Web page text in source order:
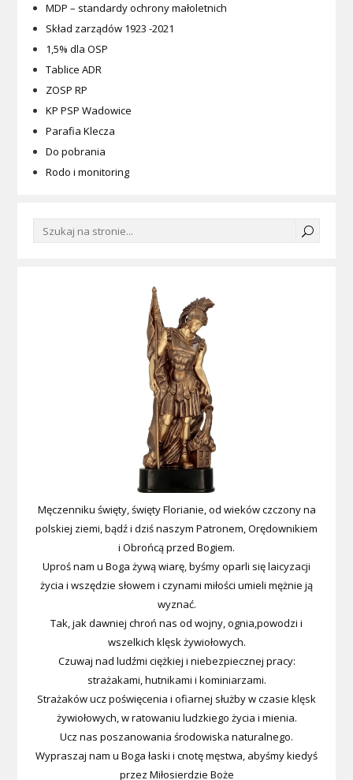
MDP – standardy ochrony małoletnich
Skład zarządów 1923 -2021
1,5% dla OSP
Tablice ADR
ZOSP RP
KP PSP Wadowice
Parafia Klecza
Do pobrania
Rodo i monitoring
Męczenniku święty, święty Florianie, od wieków czczony na
polskiej ziemi, bądź i dziś naszym Patronem, Orędownikiem
i Obrońcą przed Bogiem.
Uproś nam u Boga żywą wiarę, byśmy oparli się laicyzacji
życia i wszędzie słowem i czynami miłości umieli mężnie ją
wyznać.
Tak, jak dawniej chroń nas od wojny, ognia,powodzi i
wszelkich klęsk żywiołowych.
Czuwaj nad ludźmi ciężkiej i niebezpiecznej pracy:
strażakami, hutnikami i kominiarzami.
Strażaków ucz poświęcenia i ofiarnej służby w czasie klęsk
żywiołowych, w ratowaniu ludzkiego życia i mienia.
Ucz nas poszanowania środowiska naturalnego.
Wypraszaj nam u Boga łaski i cnotę męstwa, abyśmy kiedyś
przez Miłosierdzie Boże